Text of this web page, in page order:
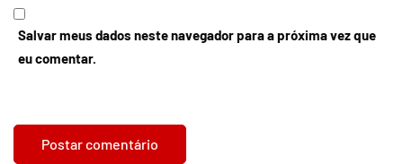
Salvar meus dados neste navegador para a próxima vez que
eu comentar.